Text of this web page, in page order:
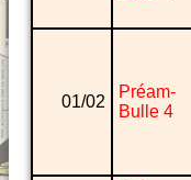
01/02
Préam-
Bulle 4